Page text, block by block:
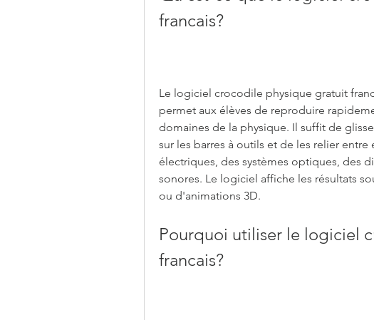
francais?
Le logiciel crocodile physique gratuit
permet aux élèves de reproduire
domaines de la physique. Il suffit de
sur les barres à outils et de les relier
électriques, des systèmes optiques, des
sonores. Le logiciel affiche les résultats
ou d'animations 3D.
Pourquoi utiliser le logiciel
francais?